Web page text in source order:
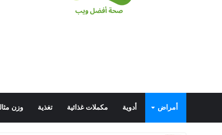
أمراض أدوية مكملات غذائية تغذية وزن